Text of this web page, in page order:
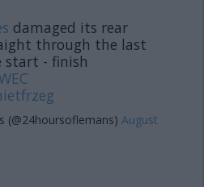
damaged its rear
through the last
start - finish
August